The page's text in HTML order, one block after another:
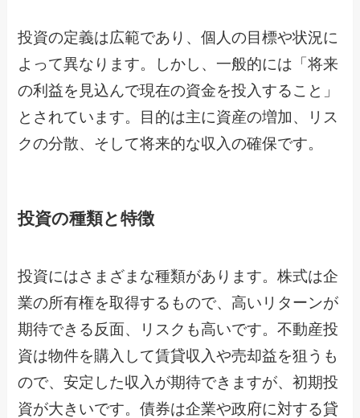
投資の定義は広範であり、個人の目標や状況に
よって異なります。しかし、一般的には「将来
の利益を見込んで現在の資金を投入すること」
とされています。目的は主に資産の増加、リス
クの分散、そして将来的な収入の確保です。
投資の種類と特徴
投資にはさまざまな種類があります。株式は企
業の所有権を取得するもので、高いリターンが
期待できる反面、リスクも高いです。不動産投
資は物件を購入して賃貸収入や売却益を狙うも
ので、安定した収入が期待できますが、初期投
資が大きいです。債券は企業や政府に対する貸